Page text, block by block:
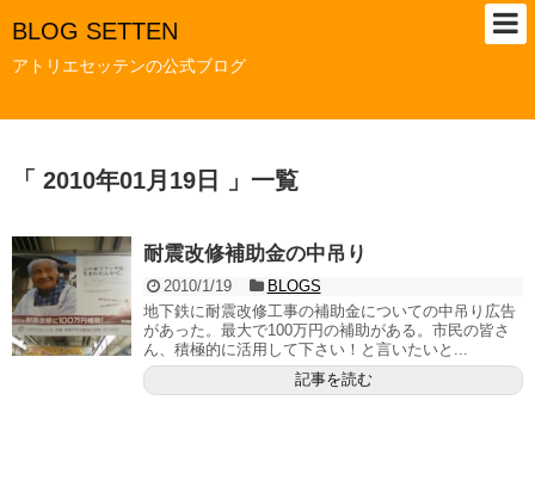
BLOG SETTEN
アトリエセッテンの公式ブログ
「 2010年01月19日 」一覧
耐震改修補助金の中吊り
2010/1/19
BLOGS
地下鉄に耐震改修工事の補助金についての中吊り広告
があった。最大で100万円の補助がある。市民の皆さ
ん、積極的に活用して下さい！と言いたいと...
記事を読む